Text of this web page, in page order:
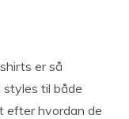
er så
styles til både
efter hvordan de